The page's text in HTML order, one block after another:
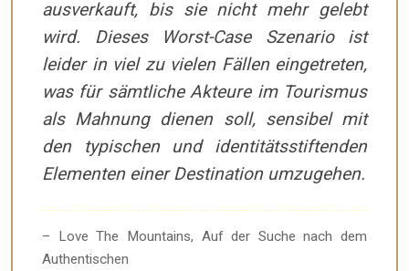
ausverkauft, bis sie nicht mehr gelebt
wird. Dieses Worst-Case Szenario ist
leider in viel zu vielen Fällen eingetreten,
was für sämtliche Akteure im Tourismus
als Mahnung dienen soll, sensibel mit
den typischen und identitätsstiftenden
Elementen einer Destination umzugehen.
– Love The Mountains, Auf der Suche nach dem
Authentischen